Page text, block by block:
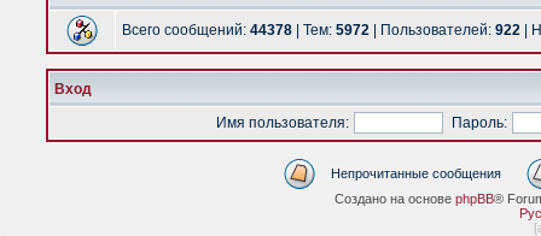
Всего сообщений: 44378 | Тем: 5972 | Пользователей: 922 |
Вход
Имя пользователя:
Пароль:
Непрочитанные сообщения
Создано на основе phpBB®
[